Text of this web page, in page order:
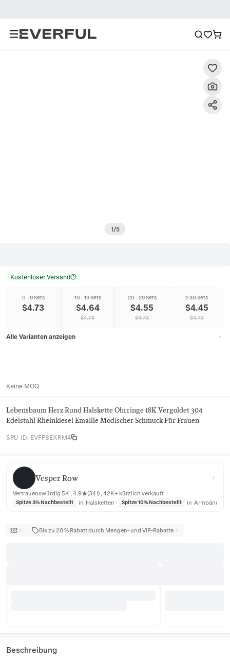
1/5
Kostenloser Versand
0 - 9 Sets
$4.73
10 - 19 Sets
$4.64
$4.73
20 - 29 Sets
$4.55
$4.73
≥ 30 Sets
$4.45
$4.73
Alle Varianten anzeigen
Keine MOQ
Lebensbaum Herz Rund Halskette Ohrringe 18K Vergoldet 304
Edelstahl Rheinkiesel Emaille Modischer Schmuck Für Frauen
SPU-ID: EVFP8EXRM4
Vesper Row
Vesper Row
Vertrauenswürdig 5K , 4.9★(341) , 42K+ kürzlich verkauft
Spitze 3% Nachbestellt in Halsketten Spitze 10% Nachbestellt in Armbänder
Bis zu 20 % Rabatt durch Mengen- und VIP-Rabatte
Beschreibung